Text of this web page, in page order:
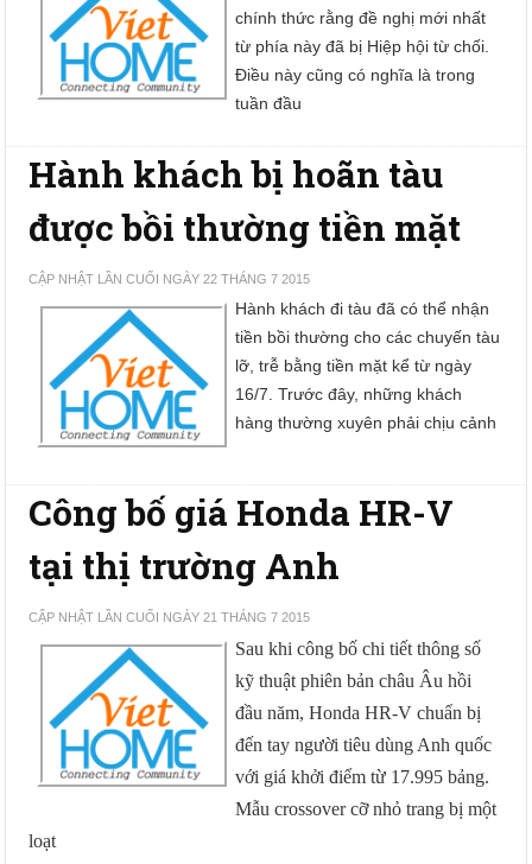
chính thức rằng đề nghị mới nhất
từ phía này đã bị Hiệp hội từ chối.
Điều này cũng có nghĩa là trong
tuần đầu
Hành khách bị hoãn tàu
được bồi thường tiền mặt
CẬP NHẬT LẦN CUỐI NGÀY 22 THÁNG 7 2015
Hành khách đi tàu đã có thể nhận
tiền bồi thường cho các chuyến tàu
lỡ, trễ bằng tiền mặt kể từ ngày
16/7. Trước đây, những khách
hàng thường xuyên phải chịu cảnh
Công bố giá Honda HR-V
tại thị trường Anh
CẬP NHẬT LẦN CUỐI NGÀY 21 THÁNG 7 2015
Sau khi công bố chi tiết thông số
kỹ thuật phiên bản châu Âu hồi
đầu năm, Honda HR-V chuẩn bị
đến tay người tiêu dùng Anh quốc
với giá khởi điểm từ 17.995 bảng.
Mẫu crossover cỡ nhỏ trang bị một
loạt